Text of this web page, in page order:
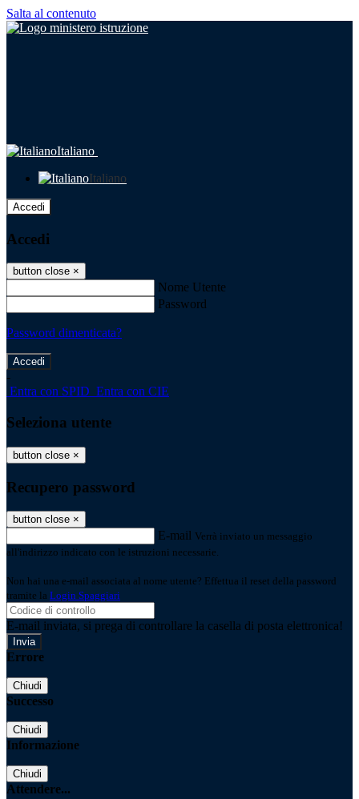
Salta al contenuto
Italiano
Italiano
Accedi
Accedi
button close ×
Nome Utente
Password
Password dimenticata?
-
Entra con SPID Entra con CIE
Seleziona utente
button close ×
Recupero password
button close ×
E-mail Verrà inviato un messaggio
all'indirizzo indicato con le istruzioni necessarie.
Non hai una e-mail associata al nome utente? Effettua il reset della password
tramite la Login Spaggiari
E-mail inviata, si prega di controllare la casella di posta elettronica!
Errore
Chiudi
Successo
Chiudi
Informazione
Chiudi
Attendere...